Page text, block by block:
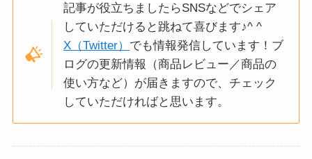
記事が役立ちましたらSNSなどでシェア
していただけると跳ねて喜びます♪^ ^
X（Twitter） でも情報発信しています！ブ
ログの更新情報（商品レビュー／商品の
使い方など）が届きますので、チェック
していただければと思います。